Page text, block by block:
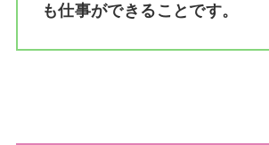
も仕事ができることです。